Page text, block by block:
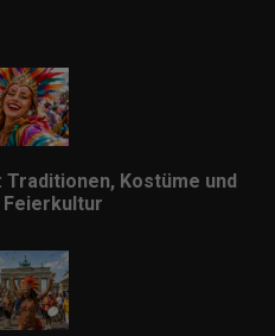
Traditionen, Kostüme und